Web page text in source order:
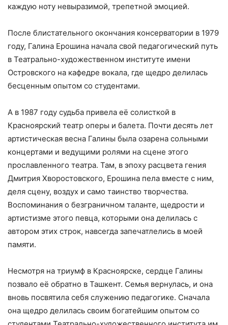
каждую ноту невыразимой, трепетной эмоцией.
После блистательного окончания консерватории в 1979
году, Галина Ерошина начала свой педагогический путь
в Театрально-художественном институте имени
Островского на кафедре вокала, где щедро делилась
бесценным опытом со студентами.
А в 1987 году судьба привела её солисткой в
Красноярский театр оперы и балета. Почти десять лет
артистическая весна Галины была озарена сольными
концертами и ведущими ролями на сцене этого
прославленного театра. Там, в эпоху расцвета гения
Дмитрия Хворостовского, Ерошина пела вместе с ним,
деля сцену, воздух и само таинство творчества.
Воспоминания о безграничном таланте, щедрости и
артистизме этого певца, которыми она делилась с
автором этих строк, навсегда запечатлелись в моей
памяти.
Несмотря на триумф в Красноярске, сердце Галины
позвало её обратно в Ташкент. Семья вернулась, и она
вновь посвятила себя служению педагогике. Сначала
она щедро делилась своим богатейшим опытом со